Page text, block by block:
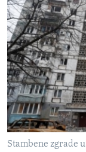
ŽENSKA STRANA
IZBJEGLIČKA
MAGAZIN
O GLASU
Learning English
PRATITE NAS
Stambene zgrade